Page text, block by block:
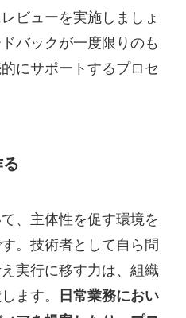
ビューを実施しましょ
バックが一度限りのも
にサポートするプロセ
、主体性を促す環境を
。技術者として自ら問
実行に移す力は、組織
ます。
日常業務におい